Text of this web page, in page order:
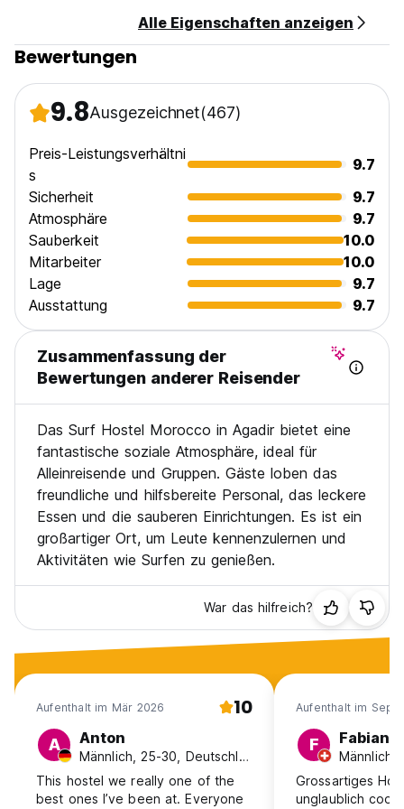
Alle Eigenschaften anzeigen
Bewertungen
9.8Ausgezeichnet(467)
Preis-Leistungsverhältni
s
9.7
Sicherheit
9.7
Atmosphäre
9.7
Sauberkeit
10.0
Mitarbeiter
10.0
Lage
9.7
Ausstattung
9.7
Zusammenfassung der
Bewertungen anderer Reisender
Das Surf Hostel Morocco in Agadir bietet eine
fantastische soziale Atmosphäre, ideal für
Alleinreisende und Gruppen. Gäste loben das
freundliche und hilfsbereite Personal, das leckere
Essen und die sauberen Einrichtungen. Es ist ein
großartiger Ort, um Leute kennenzulernen und
Aktivitäten wie Surfen zu genießen.
War das hilfreich?
Aufenthalt im Mär 2026 10
A Anton
Männlich, 25-30, Deutschland
This hostel we really one of the
best ones I’ve been at. Everyone
Aufenthalt im Sep
F Fabian
Männlich,
Grossartiges
unglaublich